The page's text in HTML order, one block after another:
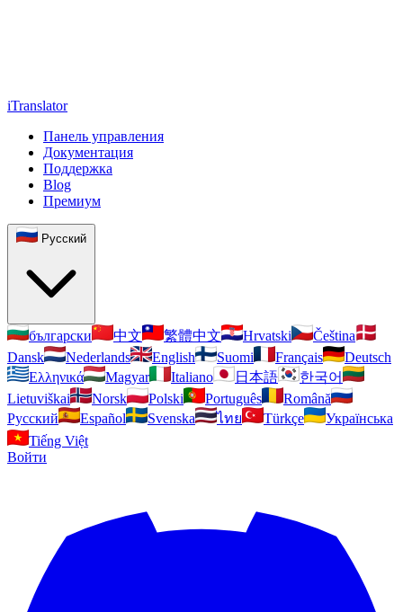
iTranslator
Панель управления
Документация
Поддержка
Blog
Премиум
Pусский
български 中文 繁體中文 Hrvatski
Čeština
Dansk
Nederlands English Suomi Français
Deutsch
Ελληνικά
Magyar Italiano 日本語
한국어
Lietuviškai
Norsk Polski Português
Română
Pусский
Español Svenska ไทย Türkçe
Українська
Tiếng Việt
Войти